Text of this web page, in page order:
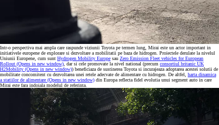
Intr-o perspectiva mai ampla care raspunde viziunii Toyota pe termen lung, Mirai este un actor important in
initiativele europene de explorare si dezvoltare a mobilitatii pe baza de hidrogen. Proiectele derulate la nivelul
Uniunii Europene, cum sunt Hydrogen Mobility Europe sau Zero Emission Fleet vehicles for European
Rollout (Opens in new window) , dar si cele promovate la nivel national (precum consortiul britanic UK
H2Mobility (Opens in new window)) beneficiaza de sustinerea Toyota si incurajeaza adoptarea acestei solutii de
mobilitate concomitent cu dezvoltarea unei retele adecvate de alimentare cu hidrogen. De altfel, harta dinamica
a statiilor de alimentare (Opens in new window) din Europa reflecta fidel evolutia unui segment auto in care
Mirai este fara indoiala modelul de referinta.